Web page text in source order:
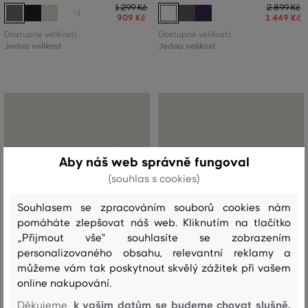
+1
1 299 Kč
909 Kč
Dostupné velikosti:
Jedna velikost
2 899 Kč
1 449 Kč
Dostupné velikosti:
Jedna velikost
SLEVA -50%
Aby náš web správně fungoval
(souhlas s cookies)
Souhlasem se zpracováním souborů cookies nám
pomáháte zlepšovat náš web. Kliknutím na tlačítko
„Přijmout vše" souhlasíte se zobrazením
personalizovaného obsahu, relevantní reklamy a
můžeme vám tak poskytnout skvělý zážitek při vašem
online nakupování.
Děkujeme, k vašim datům se budeme chovat slušně.